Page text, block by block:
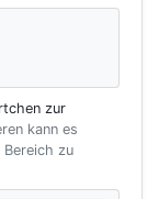
zur
kann es
zu